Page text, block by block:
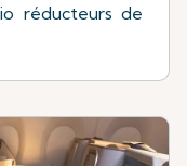
réducteurs de